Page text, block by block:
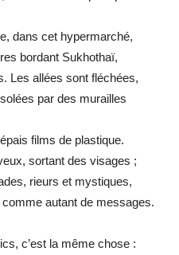
dans cet hypermarché,
bordant Sukhothaï,
Les allées sont fléchées,
par des murailles
films de plastique.
sortant des visages ;
rieurs et mystiques,
autant de messages.
c’est la même chose :